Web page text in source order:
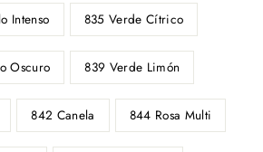
Intenso 835 Verde Cítrico
Oscuro 839 Verde Limón
842 Canela 844 Rosa Multi